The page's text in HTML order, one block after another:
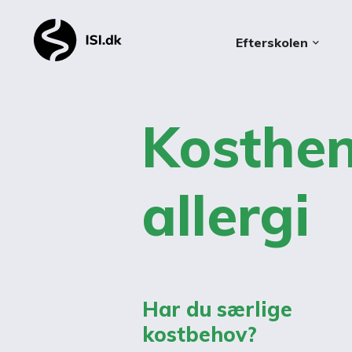
Efterskolen keyboard_arrow_down
allergi
Har du særlige
kostbehov?